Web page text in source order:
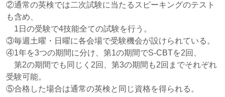
②通常の英検では二次試験に当たるスピーキングのテスト
も含め、
1日の受験で4技能全ての試験を行う。
③毎週土曜・日曜に各会場で受験機会が設けられている。
④1年を3つの期間に分け、第1の期間でS-CBTを2回、
第2の期間でも同じく2回、第3の期間も2回までそれぞれ
受験可能。
⑤合格した場合は通常の英検と同じ資格を得られる。